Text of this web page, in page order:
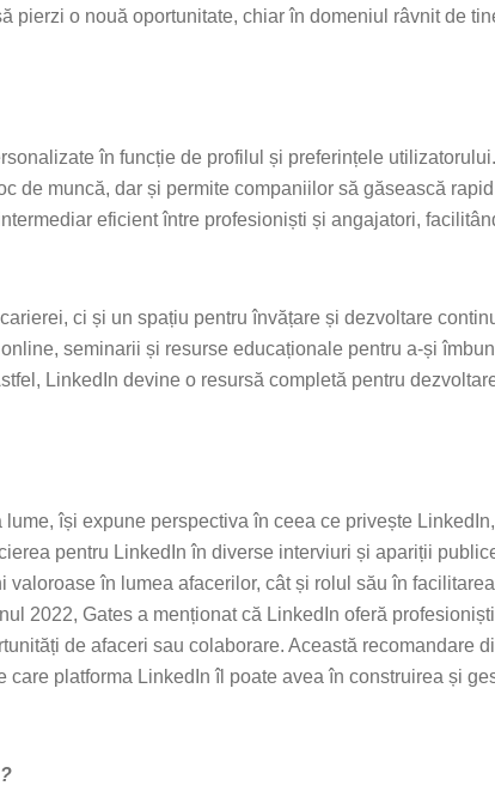
pierzi o nouă oportunitate, chiar în domeniul râvnit de
în funcție de profilul și preferințele
de muncă, dar și permite companiilor să găsească
eficient între profesioniști și angajatori,
ci și un spațiu pentru învățare și dezvoltare
seminarii și resurse educaționale pentru a-și
LinkedIn devine o resursă completă pentru
își expune perspectiva în ceea ce privește
pentru LinkedIn în diverse interviuri și apariții
în lumea afacerilor, cât și rolul său în
2022, Gates a menționat că LinkedIn oferă
de afaceri sau colaborare. Această recomandare
platforma LinkedIn îl poate avea în construirea și